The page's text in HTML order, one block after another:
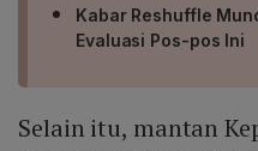
Kabar Reshuffle
Evaluasi Pos-pos Ini
Selain itu, mantan